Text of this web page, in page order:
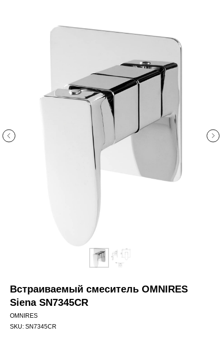
Встраиваемый смеситель OMNIRES
Siena SN7345CR
OMNIRES
SKU: SN7345CR